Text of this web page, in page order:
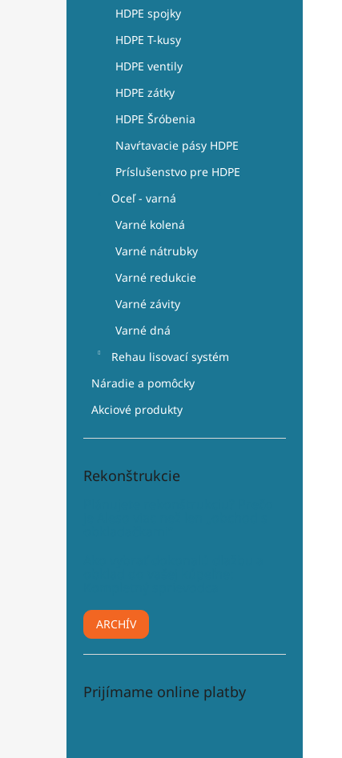
HDPE spojky
HDPE T-kusy
HDPE ventily
HDPE zátky
HDPE Šróbenia
Navŕtavacie pásy HDPE
Príslušenstvo pre HDPE
Oceľ - varná
Varné kolená
Varné nátrubky
Varné redukcie
Varné závity
Varné dná
Rehau lisovací systém
Náradie a pomôcky
Akciové produkty
Rekonštrukcie
ARCHÍV
Prijímame online platby